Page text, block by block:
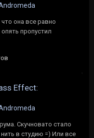
она все равно
пропустил
Effect:
Скучновато стало
в студию =) Или все